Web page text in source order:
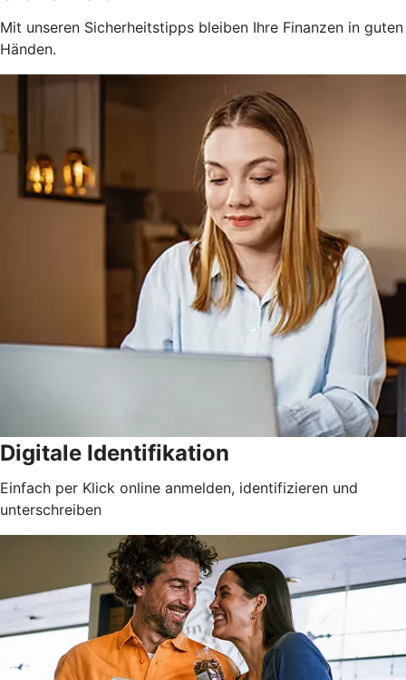
Mit unseren Sicherheitstipps bleiben Ihre Finanzen in guten
Händen.
Digitale Identifikation
Einfach per Klick online anmelden, identifizieren und
unterschreiben